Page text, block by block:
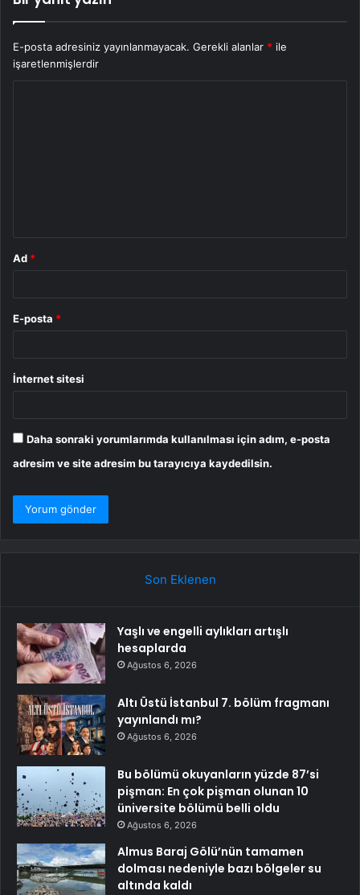
E-posta adresiniz yayınlanmayacak. Gerekli alanlar * ile
işaretlenmişlerdir
Ad *
E-posta *
İnternet sitesi
Daha sonraki yorumlarımda kullanılması için adım, e-posta
adresim ve site adresim bu tarayıcıya kaydedilsin.
Son Eklenen
Yaşlı ve engelli aylıkları artışlı
hesaplarda
Ağustos 6, 2026
Altı Üstü İstanbul 7. bölüm fragmanı
yayınlandı mı?
Ağustos 6, 2026
Bu bölümü okuyanların yüzde 87’si
pişman: En çok pişman olunan 10
üniversite bölümü belli oldu
Ağustos 6, 2026
Almus Baraj Gölü’nün tamamen
dolması nedeniyle bazı bölgeler su
altında kaldı